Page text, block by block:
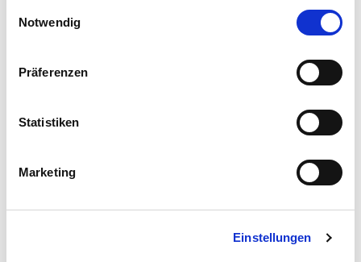
Notwendig
Präferenzen
Statistiken
Marketing
Einstellungen
aggiornato.
E-mail
contributors